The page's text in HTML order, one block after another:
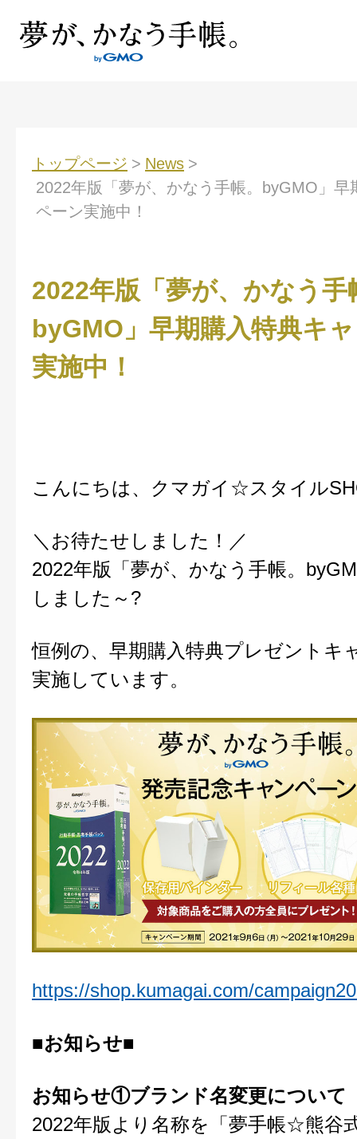
トップページ > News >
2022年版「夢が、かなう手帳。byGMO」早
ペーン実施中！
2022年版「夢が、かなう手
byGMO」早期購入特典キ
実施中！
こんにちは、クマガイ☆スタイル
＼お待たせしました！／
2022年版「夢が、かなう手帳。
しました～?
恒例の、早期購入特典プレゼントキ
実施しています。
https://shop.kumagai.com/
■お知らせ■
お知らせ①ブランド名変更について
2022年版より名称を「夢手帳☆熊谷